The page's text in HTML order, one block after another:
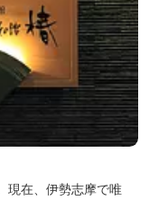
現在、伊勢志摩で唯